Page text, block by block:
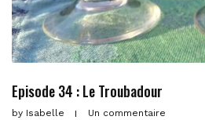
Episode 34 : Le Troubadour
by Isabelle Un commentaire